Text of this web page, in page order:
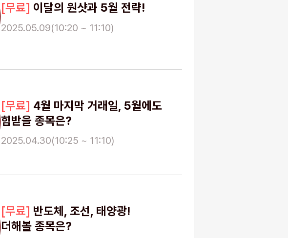
이달의 원샷과 5월 전략!
2025.05.09(10:20 ~ 11:10)
4월 마지막 거래일, 5월에도
힘받을 종목은?
2025.04.30(10:25 ~ 11:10)
반도체, 조선, 태양광!
더해볼 종목은?